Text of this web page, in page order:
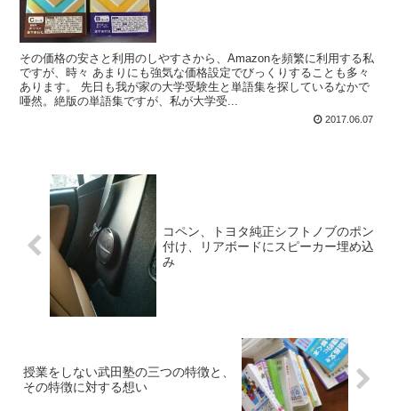
その価格の安さと利用のしやすさから、Amazonを頻繁に利用する私
ですが、時々 あまりにも強気な価格設定でびっくりすることも多々
あります。 先日も我が家の大学受験生と単語集を探しているなかで
唖然。絶版の単語集ですが、私が大学受...
2017.06.07
コペン、トヨタ純正シフトノブのポン
付け、リアボードにスピーカー埋め込
み
授業をしない武田塾の三つの特徴と、
その特徴に対する想い